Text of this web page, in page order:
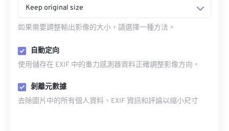
Keep original size
如果需要調整輸出影像的大小，請選擇一種方法。
自動定向
使用儲存在 EXIF 中的重力感測器資料正確調整影像方向。
剝離元數據
去除圖片中的所有個人資料、EXIF 資訊和評論以縮小尺寸